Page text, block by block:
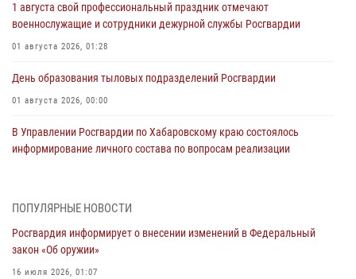
1 августа свой профессиональный праздник отмечают
военнослужащие и сотрудники дежурной службы Росгвардии
01 августа 2026, 01:28
День образования тыловых подразделений Росгвардии
01 августа 2026, 00:00
В Управлении Росгвардии по Хабаровскому краю состоялось
информирование личного состава по вопросам реализации
женщине, потерявшей сознание во время массового мероприятия
29 июля 2026, 23:24
ПОПУЛЯРНЫЕ НОВОСТИ
Росгвардия информирует о внесении изменений в Федеральный
закон «Об оружии»
16 июля 2026, 01:07